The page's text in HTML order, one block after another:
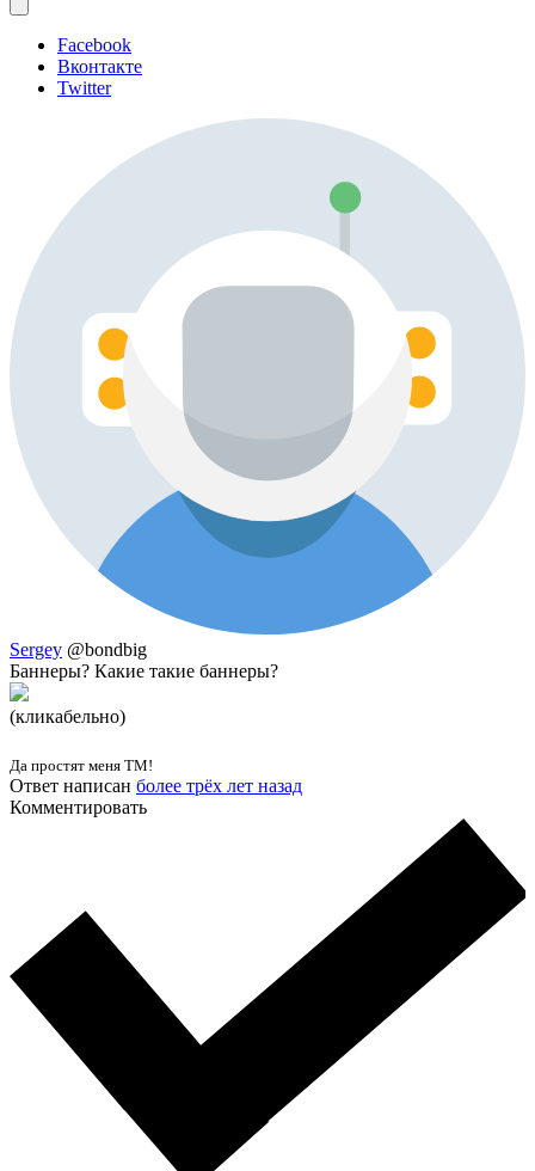
Facebook
Вконтакте
Twitter
Sergey @bondbig
Баннеры? Какие такие баннеры?
(кликабельно)
Да простят меня ТМ!
Ответ написан более трёх лет назад
Комментировать